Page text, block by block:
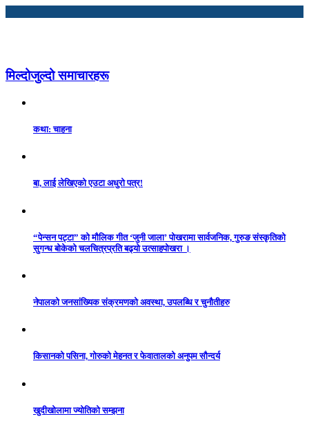
मिल्दोजुल्दो समाचारहरू
कथा: चाहना
बा, लाई लेखिएको एउटा अधुरो पत्र!
“पेन्सन पट्टा” को मौलिक गीत ‘जुनी जाला’ पोखरामा सार्वजनिक, गुरुङ संस्कृतिको
सुगन्ध बोकेको चलचित्रप्रति बढ्यो उत्साहपोखरा ।
नेपालको जनसांख्यिक संक्रमणको अवस्था, उपलब्धि र चुनौतीहरु
किसानको पसिना, गोरुको मेहनत र फेवातालको अनुपम सौन्दर्य
खुदीखोलामा ज्योतिको सम्झना